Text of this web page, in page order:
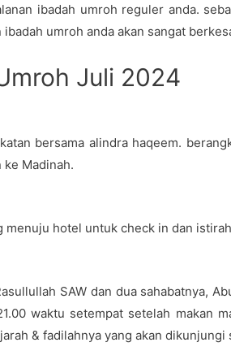
ibadah umroh reguler anda.
umroh anda akan sangat
Juli 2024
bersama alindra haqeem.
Madinah.
hotel untuk check in dan
SAW dan dua sahabatnya,
waktu setempat setelah makan
& fadilahnya yang akan dikunjungi